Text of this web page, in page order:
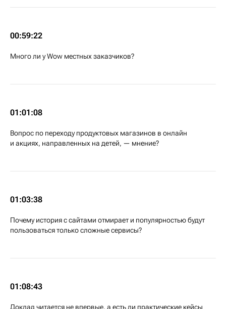
00:59:22
Много ли у Wow местных заказчиков?
01:01:08
Вопрос по переходу продуктовых магазинов в онлайн
и акциях, направленных на детей, — мнение?
01:03:38
Почему история с сайтами отмирает и популярностью будут
пользоваться только сложные сервисы?
01:08:43
Доклад читается не впервые, а есть ли практические кейсы